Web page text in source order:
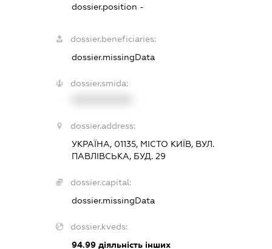
dossier.position -
dossier.beneficiaries:
dossier.missingData
dossier.smida:
dossier.address:
УКРАЇНА, 01135, МІСТО КИЇВ, ВУЛ.
ПАВЛІВСЬКА, БУД. 29
dossier.capital:
dossier.missingData
dossier.kveds:
94.99 діяльність інших